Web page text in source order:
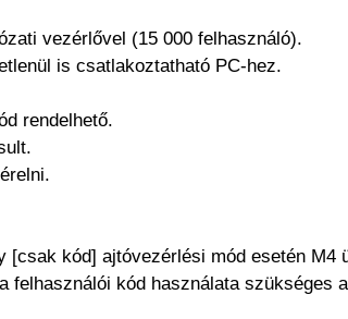
vezérlővel (15 000 felhasználó).
is csatlakoztatható PC-hez.
rendelhető.
kód] ajtóvezérlési mód esetén M4
felhasználói kód használata szükséges